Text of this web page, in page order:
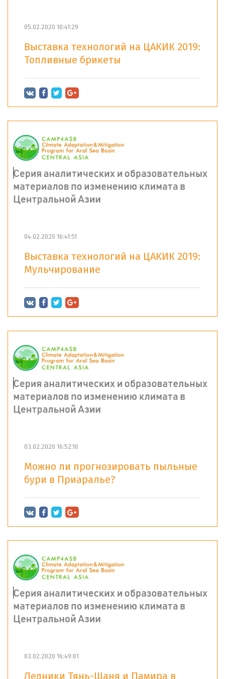
05.02.2020 10:41:29
Выставка технологий на ЦАКИК 2019:
Топливные брикеты
04.02.2020 16:41:51
Выставка технологий на ЦАКИК 2019:
Мульчирование
03.02.2020 16:52:10
Можно ли прогнозировать пыльные
бури в Приаралье?
03.02.2020 16:49:01
Ледники Тянь-Шаня и Памира в